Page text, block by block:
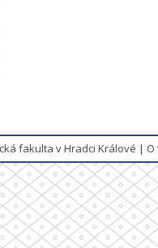
fakulta v Hradci Králové |